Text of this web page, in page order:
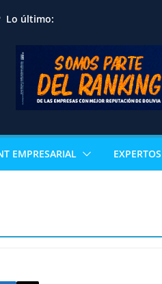
Lo último:
EMPRESARIAL EXPERTOS